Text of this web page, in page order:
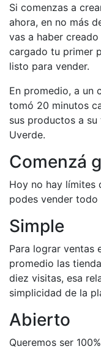
Si comenzas a
ahora, en no más
vas a haber
cargado tu primer
listo para vender.
En promedio, a un
tomó 20 minutos
sus productos a su
Uverde.
Comenzá
Hoy no hay límites
podes vender
Simple
Para lograr ventas
promedio las
diez visitas, esa
simplicidad de la
Abierto
Queremos ser